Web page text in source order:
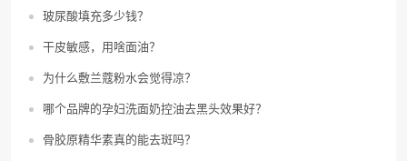
玻尿酸填充多少钱？
干皮敏感，用啥面油？
为什么敷兰蔻粉水会觉得凉？
哪个品牌的孕妇洗面奶控油去黑头效果好？
骨胶原精华素真的能去斑吗？